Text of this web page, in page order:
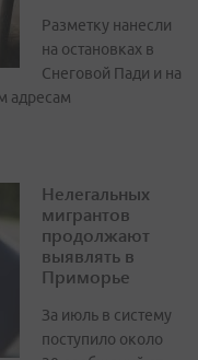
Разметку нанесли
на остановках в
Снеговой Пади и на
адресам
Нелегальных
мигрантов
продолжают
выявлять в
Приморье
За июль в систему
поступило около